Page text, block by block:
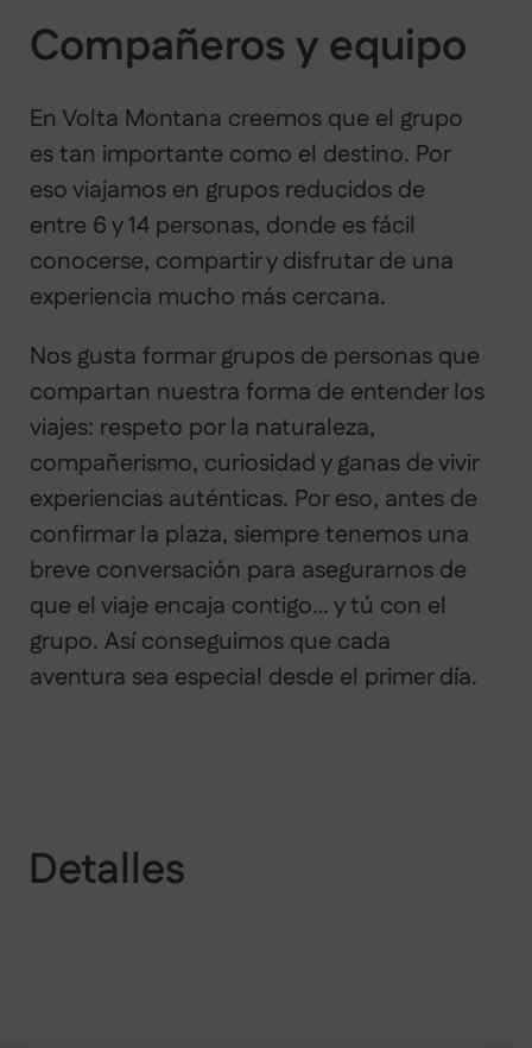
Compañeros y equipo
En Volta Montana creemos que el grupo
es tan importante como el destino. Por
eso viajamos en grupos reducidos de
entre 6 y 14 personas, donde es fácil
conocerse, compartir y disfrutar de una
experiencia mucho más cercana.
Nos gusta formar grupos de personas que
compartan nuestra forma de entender los
viajes: respeto por la naturaleza,
compañerismo, curiosidad y ganas de vivir
experiencias auténticas. Por eso, antes de
confirmar la plaza, siempre tenemos una
breve conversación para asegurarnos de
que el viaje encaja contigo… y tú con el
grupo. Así conseguimos que cada
aventura sea especial desde el primer día.
Detalles